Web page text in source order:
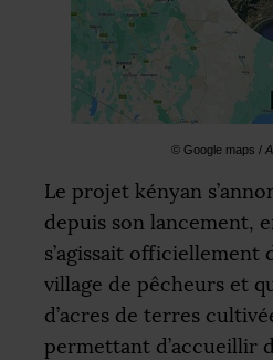
© Google maps /
Le projet kényan
depuis son lancement,
s’agissait
village de pêcheurs et
d’acres de terres
permettant d’accueillir